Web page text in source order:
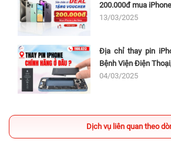
200.000đ mua
13/03/2025
Địa chỉ thay pin
Bệnh Viện Điện
04/03/2025
Dịch vụ liên quan theo